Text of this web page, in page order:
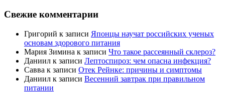
Свежие комментарии
Григорий к записи Японцы научат российских ученых
основам здорового питания
Мария Зимина к записи Что такое рассеянный склероз?
Даниил к записи Лептоспироз: чем опасна инфекция?
Савва к записи Отек Рейнке: причины и симптомы
Даниил к записи Весенний завтрак при правильном
питании